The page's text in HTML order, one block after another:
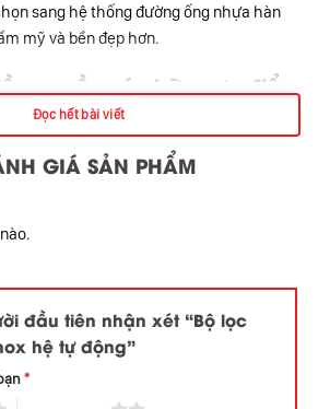
sang hệ thống đường ống nhựa hàn
mỹ và bền đẹp hơn.
nguồn có những ưu điểm
lọc độc quyền sẽ mang lại cho người sử
lơ lửng và các tạp chất kim loại thô nhờ
cao cấp từ sỏi thạch anh, cát thạch anh và
hợp, đáp ứng mọi nhu cầu sinh hoạt hàng
đình như tắm rửa, giặt giũ, vệ sinh,…
Đọc hết bài viết
GIÁ SẢN PHẨM
đầu tiên nhận xét “Bộ lọc
hệ tự động”
*